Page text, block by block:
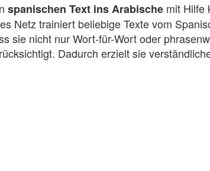
spanischen Text ins Arabische mit Hilfe
Netz trainiert beliebige Texte vom
sie nicht nur Wort-für-Wort oder
Dadurch erzielt sie